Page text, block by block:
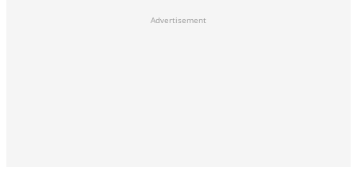
Advertisement